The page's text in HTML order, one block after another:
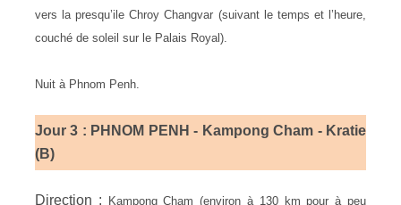
vers la presqu’ile Chroy Changvar (suivant le temps et l’heure,
couché de soleil sur le Palais Royal).
Nuit à Phnom Penh.
Jour 3 : PHNOM PENH - Kampong Cham - Kratie
(B)
Direction :
Kampong Cham (environ à 130 km pour à peu